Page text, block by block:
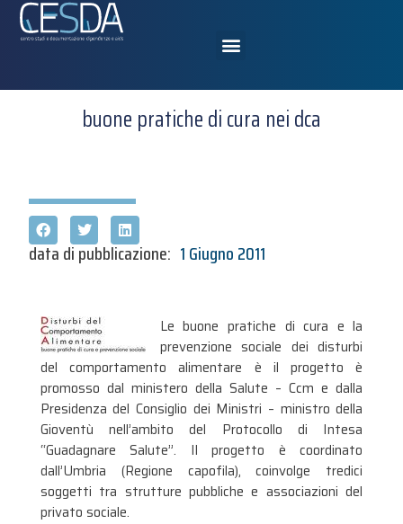
buone pratiche di cura nei dca
data di pubblicazione: 1 Giugno 2011
Le buone pratiche di cura e la
prevenzione sociale dei disturbi
del comportamento alimentare è il progetto è
promosso dal ministero della Salute – Ccm e dalla
Presidenza del Consiglio dei Ministri – ministro della
Gioventù nell’ambito del Protocollo di Intesa
“Guadagnare Salute”. Il progetto è coordinato
dall’Umbria (Regione capofila), coinvolge tredici
soggetti tra strutture pubbliche e associazioni del
privato sociale.